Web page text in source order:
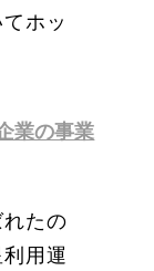
ホッ
業の事業
たの
用運